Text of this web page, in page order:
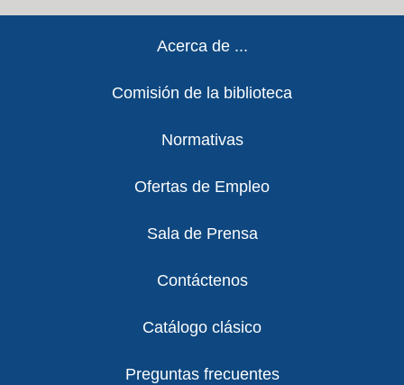
Acerca de ...
Comisión de la biblioteca
Normativas
Ofertas de Empleo
Sala de Prensa
Contáctenos
Catálogo clásico
Preguntas frecuentes